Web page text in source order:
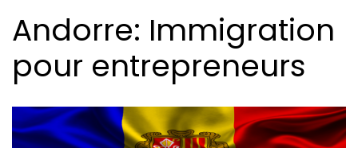
Andorre: Immigration
pour entrepreneurs